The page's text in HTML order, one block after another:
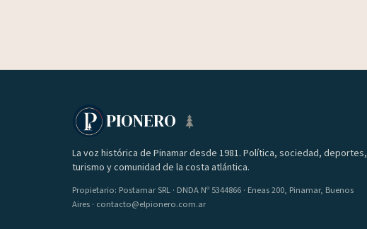
PIONERO
La voz histórica de Pinamar desde 1981. Política, sociedad, deportes,
turismo y comunidad de la costa atlántica.
Propietario: Postamar SRL · DNDA Nº 5344866 · Eneas 200, Pinamar, Buenos
Aires · contacto@elpionero.com.ar